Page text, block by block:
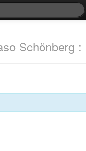
Schönberg